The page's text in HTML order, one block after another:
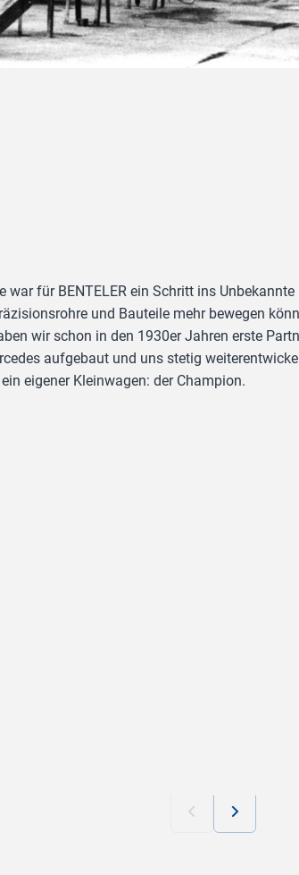
für BENTELER ein Schritt ins
und Bauteile mehr bewegen
wir schon in den 1930er Jahren erste
aufgebaut und uns stetig
eigener Kleinwagen: der Champion.